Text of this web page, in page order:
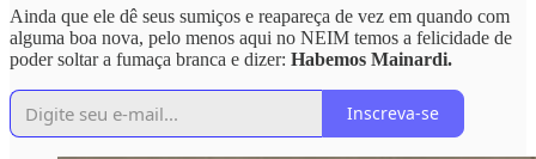
Ainda que ele dê seus sumiços e reapareça de vez em quando com
alguma boa nova, pelo menos aqui no NEIM temos a felicidade de
poder soltar a fumaça branca e dizer: Habemos Mainardi.
Inscreva-se